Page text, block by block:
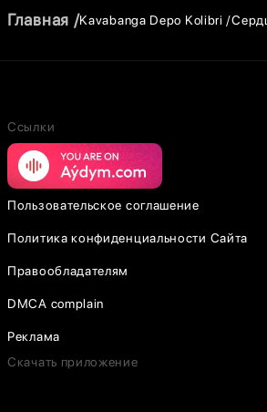
Главная Kavabanga Depo Kolibri
Ссылки
Пользовательское соглашение
Политика конфиденциальности Сайта
Правообладателям
DMCA complain
Реклама
Скачать приложение